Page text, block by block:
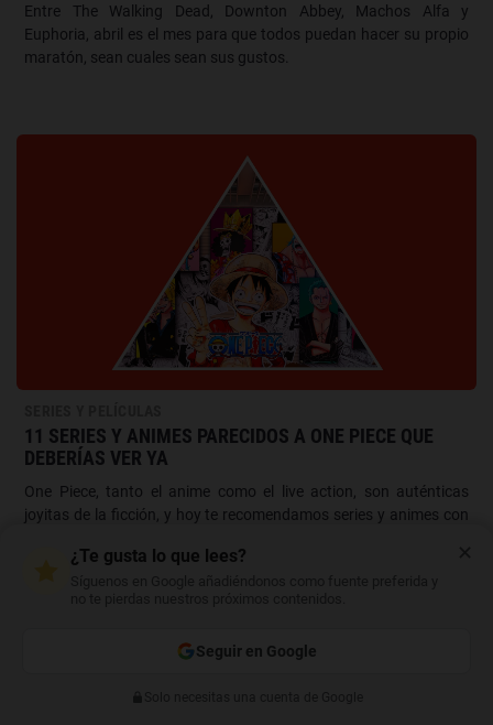
Entre The Walking Dead, Downton Abbey, Machos Alfa y
Euphoria, abril es el mes para que todos puedan hacer su propio
maratón, sean cuales sean sus gustos.
11 SERIES Y ANIMES PARECIDOS A ONE PIECE QUE
DEBERÍAS VER YA
One Piece, tanto el anime como el live action, son auténticas
joyitas de la ficción, y hoy te recomendamos series y animes con
CATEGORÍAS
¿Te gusta lo que lees?
Seguir en Google